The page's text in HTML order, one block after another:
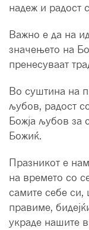
надеж и радост
Важно е да на
значењето на
пренесуваат
Во суштина на
љубов, радост
Божја љубов за
Божиќ.
Празникот е
на времето со
самите себе си,
правиме,
украде нашите